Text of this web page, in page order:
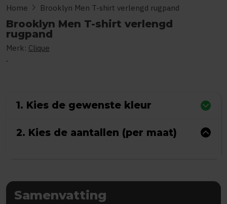
Home chevron_right Brooklyn Men T-shirt verlengd rugpand
Brooklyn Men T-shirt verlengd
rugpand
Merk: Clique
1. Kies de gewenste kleur
2. Kies de aantallen (per maat)
Samenvatting